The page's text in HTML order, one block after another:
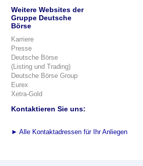
Weitere Websites der
Gruppe Deutsche
Börse
Karriere
Presse
Deutsche Börse
(Listing und Trading)
Deutsche Börse Group
Eurex
Xetra-Gold
Kontaktieren Sie uns:
► Alle Kontaktadressen für Ihr Anliegen